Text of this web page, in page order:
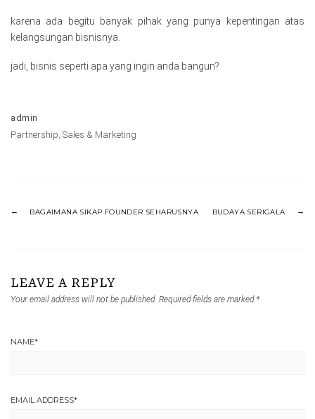
karena ada begitu banyak pihak yang punya kepentingan atas
kelangsungan bisnisnya.
jadi, bisnis seperti apa yang ingin anda bangun?
admin
Partnership, Sales & Marketing
BAGAIMANA SIKAP FOUNDER SEHARUSNYA BUDAYA SERIGALA
LEAVE A REPLY
Your email address will not be published. Required fields are marked *
NAME*
EMAIL ADDRESS*